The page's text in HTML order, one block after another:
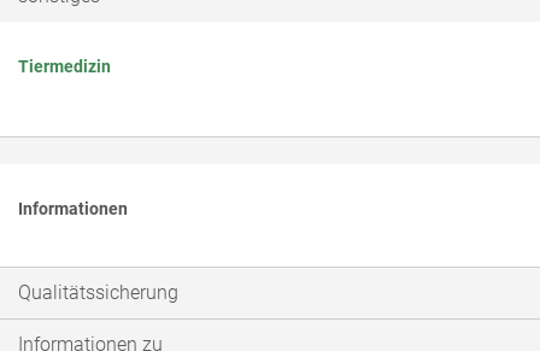
Tiermedizin
Informationen
Qualitätssicherung
Informationen zu